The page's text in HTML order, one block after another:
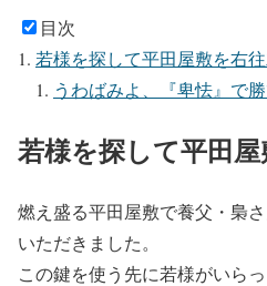
目次
若様を探して平田屋敷を右
うわばみよ、『卑怯』で
若様を探して平田
燃え盛る平田屋敷で養父・梟
いただきました。
この鍵を使う先に若様がいらっ